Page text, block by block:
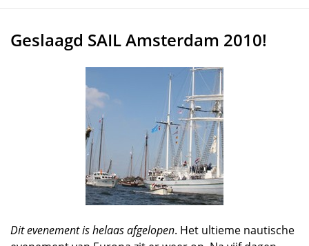
Geslaagd SAIL Amsterdam 2010!
Dit evenement is helaas afgelopen. Het ultieme nautische